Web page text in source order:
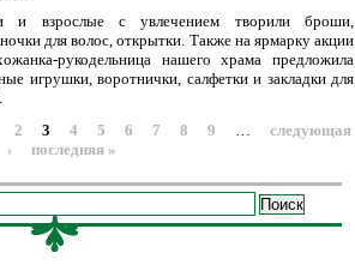
и взрослые с увлечением творили броши,
для волос, открытки. Также на ярмарку акции
рукодельница нашего храма предложила
игрушки, воротнички, салфетки и закладки для
2 3 4 5 6 7 8 9
следующая
›
последняя »